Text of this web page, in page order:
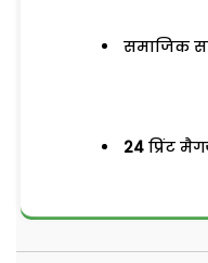
समाजिक
24 प्रिंट